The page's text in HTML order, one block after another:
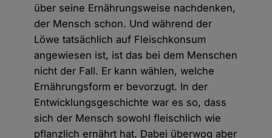
über seine Ernährungsweise nachdenken,
der Mensch schon. Und während der
Löwe tatsächlich auf Fleischkonsum
angewiesen ist, ist das bei dem Menschen
nicht der Fall. Er kann wählen, welche
Ernährungsform er bevorzugt. In der
Entwicklungsgeschichte war es so, dass
sich der Mensch sowohl fleischlich wie
pflanzlich ernährt hat. Dabei überwog aber